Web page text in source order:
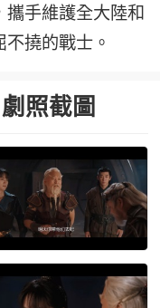
攜手維護全大陸和
撓的戰士。
照截圖